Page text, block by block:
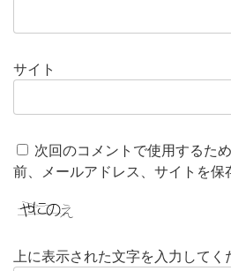
サイト
次回のコメントで使用するた
前、メールアドレス、サイトを保
上に表示された文字を入力してく